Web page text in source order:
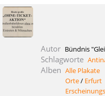
Autor Bündnis
Schlagworte
Alben Alle Plakate
Orte/ Erfurt